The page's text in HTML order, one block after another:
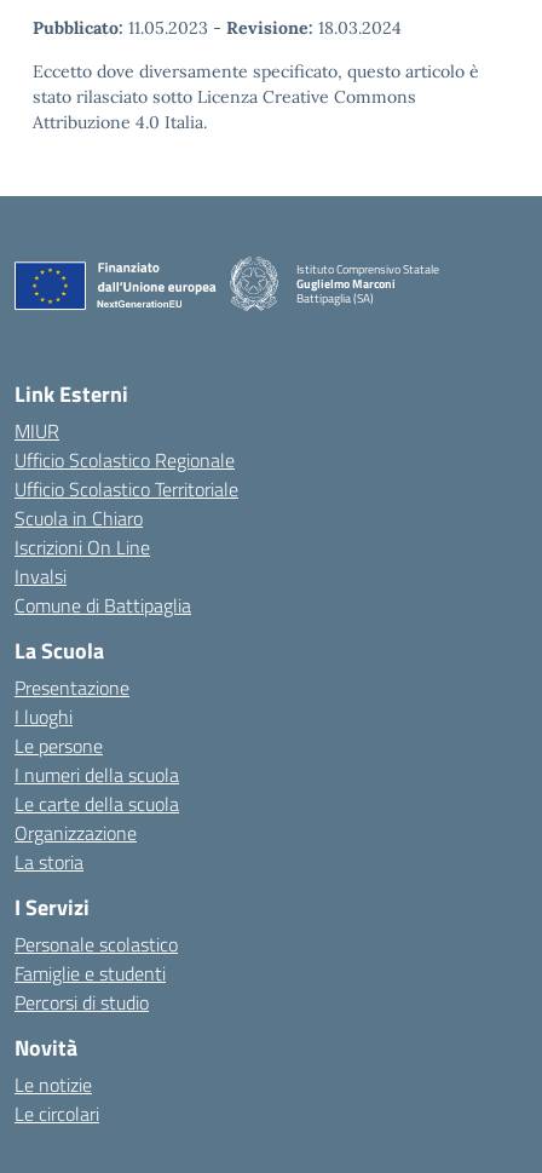
Pubblicato: 11.05.2023 - Revisione: 18.03.2024
Eccetto dove diversamente specificato, questo articolo è
stato rilasciato sotto Licenza Creative Commons
Attribuzione 4.0 Italia.
Istituto Comprensivo Statale
Guglielmo Marconi
Battipaglia (SA)
— Visita la pagina iniziale della scuola
Link Esterni
MIUR
Ufficio Scolastico Regionale
Ufficio Scolastico Territoriale
Scuola in Chiaro
Iscrizioni On Line
Invalsi
Comune di Battipaglia
La Scuola
Presentazione
I luoghi
Le persone
I numeri della scuola
Le carte della scuola
Organizzazione
La storia
I Servizi
Personale scolastico
Famiglie e studenti
Percorsi di studio
Novità
Le notizie
Le circolari